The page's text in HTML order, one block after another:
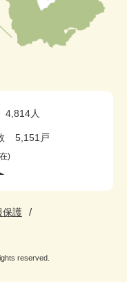
4,814人
5,151戸
保護
reserved.